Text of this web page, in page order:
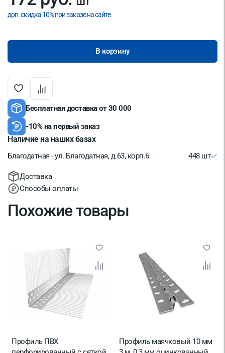
доп. скидка 10% при заказе на сайте
В корзину
Бесплатная доставка от 30 000
-10% на первый заказ
Наличие на наших базах
Благодатная - ул. Благодатная, д.63, корп.6 448 шт
Доставка
Способы оплаты
Похожие товары
Профиль ПВХ
Профиль маячковый 10 мм